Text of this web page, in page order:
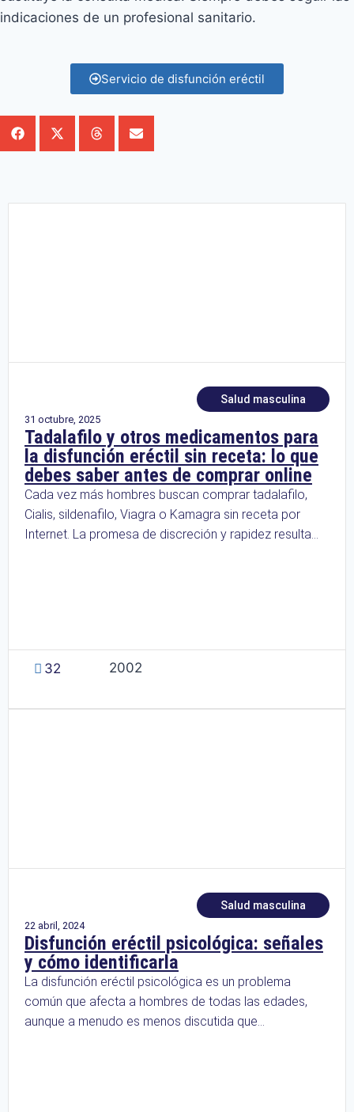
indicaciones de un profesional sanitario.
Servicio de disfunción eréctil
Salud masculina
31 octubre, 2025
Tadalafilo y otros medicamentos para
la disfunción eréctil sin receta: lo que
debes saber antes de comprar online
Cada vez más hombres buscan comprar tadalafilo,
Cialis, sildenafilo, Viagra o Kamagra sin receta por
Internet. La promesa de discreción y rapidez resulta...
32 2002
Salud masculina
22 abril, 2024
Disfunción eréctil psicológica: señales
y cómo identificarla
La disfunción eréctil psicológica es un problema
común que afecta a hombres de todas las edades,
aunque a menudo es menos discutida que...